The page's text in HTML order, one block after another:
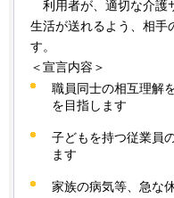
利 用者が、適切な介護
生活が送れるよう、相手
す。
＜宣言内容＞
職員同士の相互理解
を目指します
子どもを持つ従業員
ます
家族の病気等、急な